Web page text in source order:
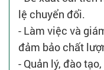
lệ chuyển đổi.
- Làm việc và
đảm bảo chất
- Quản lý, đào